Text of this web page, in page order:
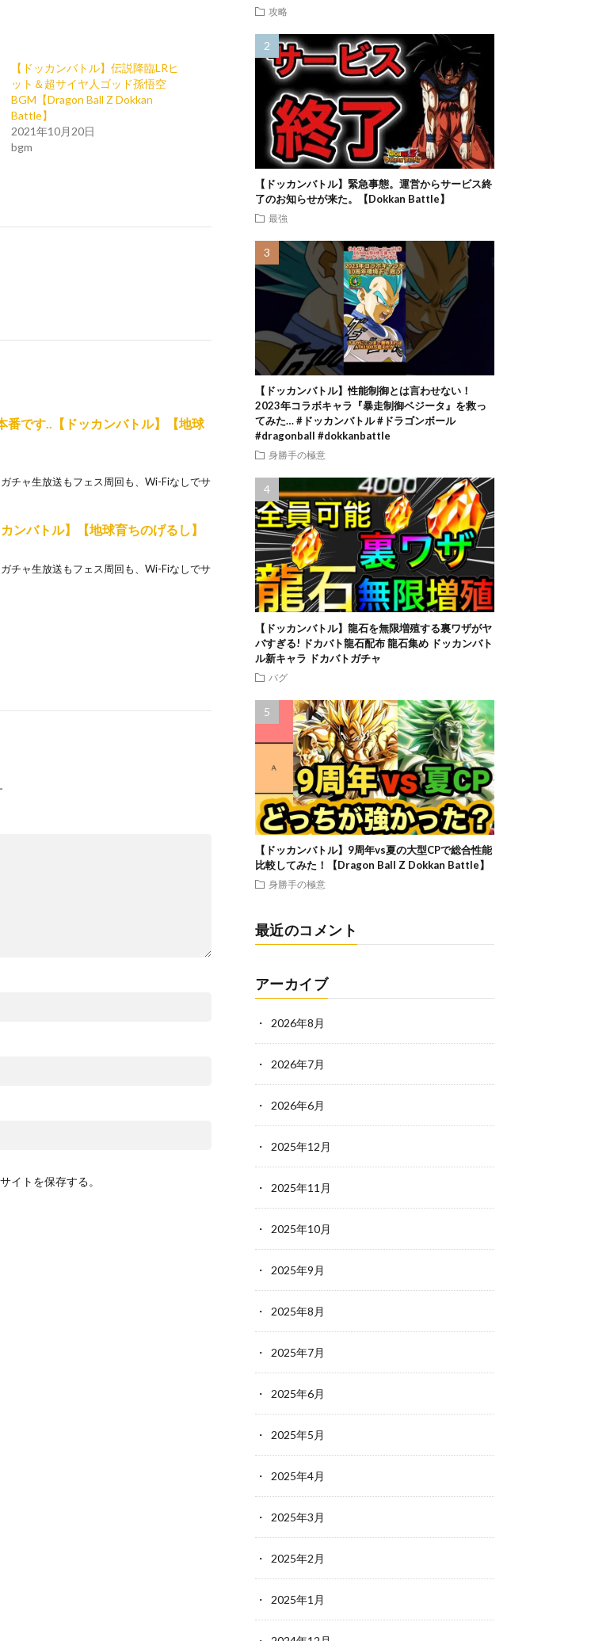
【ドッカンバトル】伝説降臨LRヒ
ット＆超サイヤ人ゴッド孫悟空
BGM【Dragon Ball Z Dokkan
Battle】
2021年10月20日
bgm
番です..【ドッカンバトル】【地球
チャ生放送もフェス周回も、Wi-Fiなしでサ
ンバトル】【地球育ちのげるし】
チャ生放送もフェス周回も、Wi-Fiなしでサ
イトを保存する。
攻略
【ドッカンバトル】緊急事態。運営からサービス終
了のお知らせが来た。【Dokkan Battle】
最強
【ドッカンバトル】性能制御とは言わせない！
2023年コラボキャラ『暴走制御ベジータ』を救っ
てみた… #ドッカンバトル #ドラゴンボール
#dragonball #dokkanbattle
身勝手の極意
【ドッカンバトル】龍石を無限増殖する裏ワザがヤ
バすぎる! ドカバト龍石配布 龍石集め ドッカンバト
ル新キャラ ドカバトガチャ
バグ
【ドッカンバトル】9周年vs夏の大型CPで総合性能
比較してみた！【Dragon Ball Z Dokkan Battle】
身勝手の極意
最近のコメント
アーカイブ
2026年8月
2026年7月
2026年6月
2025年12月
2025年11月
2025年10月
2025年9月
2025年8月
2025年7月
2025年6月
2025年5月
2025年4月
2025年3月
2025年2月
2025年1月